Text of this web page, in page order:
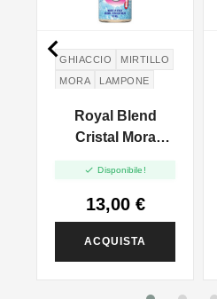
GHIACCIO
MIRTILLO
MORA
LAMPONE
Royal Blend
Cristal Mora
Extra Ice - Vape
Shot 10ml
 Disponibile!
13,00 €
ACQUISTA
